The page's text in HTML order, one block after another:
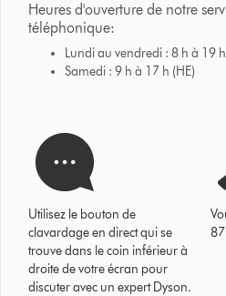
Heures d'ouverture de notre
téléphonique:
Lundi au vendredi : 8 h à 19 h
Samedi : 9 h à 17 h (HE)
Utilisez le bouton de
clavardage en direct qui se
trouve dans le coin inférieur à
droite de votre écran pour
discuter avec un expert Dyson.